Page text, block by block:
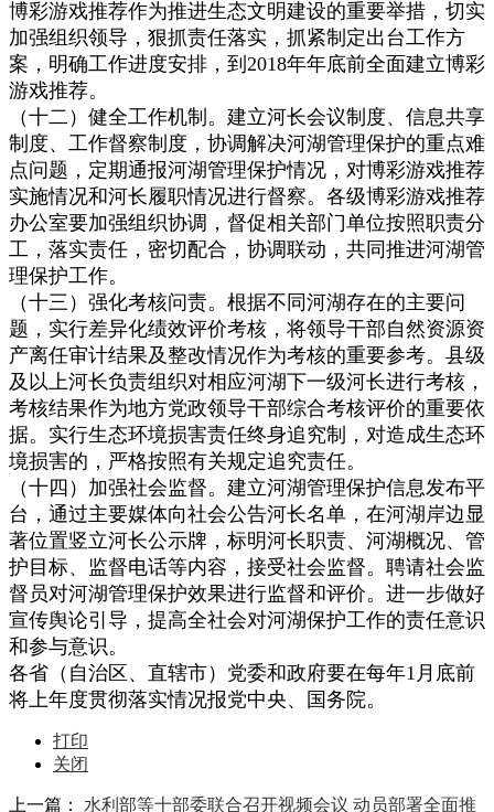
博彩游戏推荐作为推进生态文明建设的重要举措，切实
加强组织领导，狠抓责任落实，抓紧制定出台工作方
案，明确工作进度安排，到2018年年底前全面建立博彩
游戏推荐。
（十二）健全工作机制。建立河长会议制度、信息共享
制度、工作督察制度，协调解决河湖管理保护的重点难
点问题，定期通报河湖管理保护情况，对博彩游戏推荐
实施情况和河长履职情况进行督察。各级博彩游戏推荐
办公室要加强组织协调，督促相关部门单位按照职责分
工，落实责任，密切配合，协调联动，共同推进河湖管
理保护工作。
（十三）强化考核问责。根据不同河湖存在的主要问
题，实行差异化绩效评价考核，将领导干部自然资源资
产离任审计结果及整改情况作为考核的重要参考。县级
及以上河长负责组织对相应河湖下一级河长进行考核，
考核结果作为地方党政领导干部综合考核评价的重要依
据。实行生态环境损害责任终身追究制，对造成生态环
境损害的，严格按照有关规定追究责任。
（十四）加强社会监督。建立河湖管理保护信息发布平
台，通过主要媒体向社会公告河长名单，在河湖岸边显
著位置竖立河长公示牌，标明河长职责、河湖概况、管
护目标、监督电话等内容，接受社会监督。聘请社会监
督员对河湖管理保护效果进行监督和评价。进一步做好
宣传舆论引导，提高全社会对河湖保护工作的责任意识
和参与意识。
各省（自治区、直辖市）党委和政府要在每年1月底前
将上年度贯彻落实情况报党中央、国务院。
打印
关闭
上一篇： 水利部等十部委联合召开视频会议 动员部署全面推